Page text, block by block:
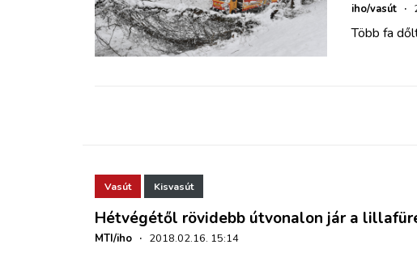
iho/vasút ·
Több fa
Vasút Kisvasút
Hétvégétől rövidebb útvonalon jár a
MTI/iho · 2018.02.16. 15:14